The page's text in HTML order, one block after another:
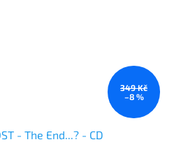
349 Kč
–8 %
- The End...? - CD